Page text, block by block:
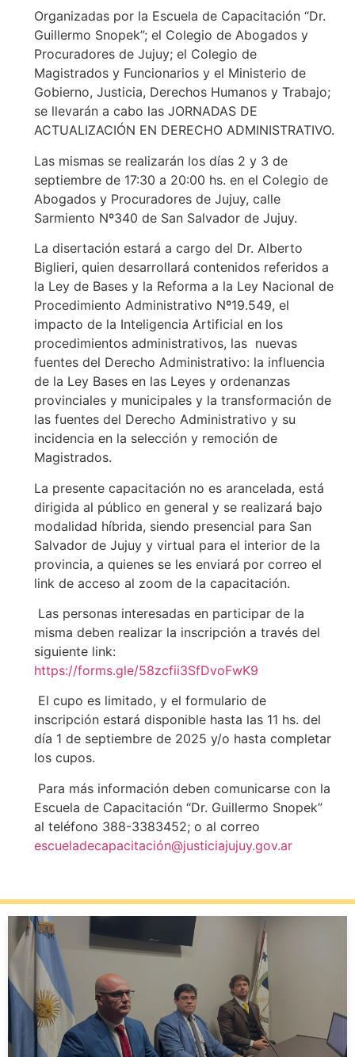
Organizadas por la Escuela de Capacitación “Dr.
Guillermo Snopek”; el Colegio de Abogados y
Procuradores de Jujuy; el Colegio de
Magistrados y Funcionarios y el Ministerio de
Gobierno, Justicia, Derechos Humanos y Trabajo;
se llevarán a cabo las JORNADAS DE
ACTUALIZACIÓN EN DERECHO ADMINISTRATIVO.
Las mismas se realizarán los días 2 y 3 de
septiembre de 17:30 a 20:00 hs. en el Colegio de
Abogados y Procuradores de Jujuy, calle
Sarmiento Nº340 de San Salvador de Jujuy.
La disertación estará a cargo del Dr. Alberto
Biglieri, quien desarrollará contenidos referidos a
la Ley de Bases y la Reforma a la Ley Nacional de
Procedimiento Administrativo Nº19.549, el
impacto de la Inteligencia Artificial en los
procedimientos administrativos, las nuevas
fuentes del Derecho Administrativo: la influencia
de la Ley Bases en las Leyes y ordenanzas
provinciales y municipales y la transformación de
las fuentes del Derecho Administrativo y su
incidencia en la selección y remoción de
Magistrados.
La presente capacitación no es arancelada, está
dirigida al público en general y se realizará bajo
modalidad híbrida, siendo presencial para San
Salvador de Jujuy y virtual para el interior de la
provincia, a quienes se les enviará por correo el
link de acceso al zoom de la capacitación.
Las personas interesadas en participar de la
misma deben realizar la inscripción a través del
siguiente link:
https://forms.gle/58zcfii3SfDvoFwK9
El cupo es limitado, y el formulario de
inscripción estará disponible hasta las 11 hs. del
día 1 de septiembre de 2025 y/o hasta completar
los cupos.
Para más información deben comunicarse con la
Escuela de Capacitación “Dr. Guillermo Snopek”
al teléfono 388-3383452; o al correo
escueladecapacitación@justiciajujuy.gov.ar